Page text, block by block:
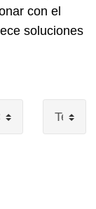
con el
soluciones